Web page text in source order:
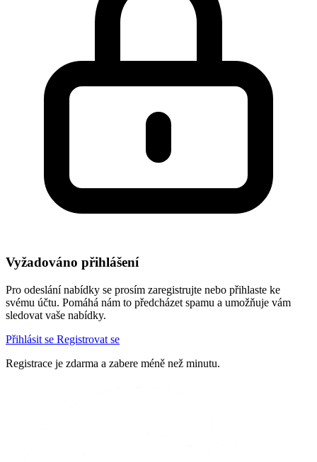
Vyžadováno přihlášení
Pro odeslání nabídky se prosím zaregistrujte nebo přihlaste ke
svému účtu. Pomáhá nám to předcházet spamu a umožňuje vám
sledovat vaše nabídky.
Přihlásit se Registrovat se
Registrace je zdarma a zabere méně než minutu.